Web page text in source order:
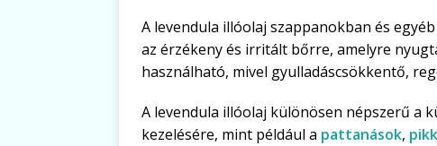
A levendula illóolaj szappanokban és
az érzékeny és irritált bőrre, amelyre
használható, mivel gyulladáscsökkentő,
A levendula illóolaj különösen népszerű a
kezelésére, mint például a pattanások,